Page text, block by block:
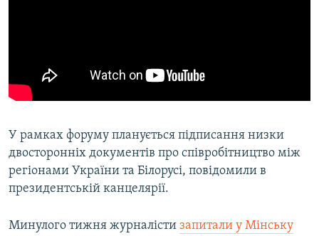
У рамках форуму планується підписання низки
двосторонніх документів про співробітництво між
регіонами України та Білорусі, повідомили в
президентській канцелярії.
Минулого тижня журналісти запитали у Мінську